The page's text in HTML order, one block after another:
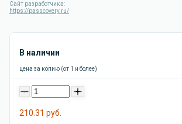
Сайт разработчика:
https://passcovery.ru/
В наличии
цена за копию (от 1 и более)
- +
210.31 руб.